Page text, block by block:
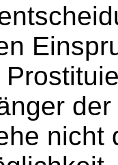
nicht